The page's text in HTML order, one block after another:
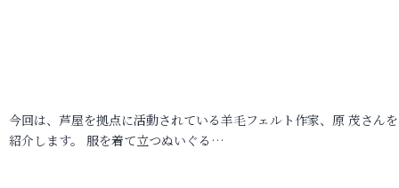
今回は、芦屋を拠点に活動されている羊毛フェルト作家、原 茂さん
紹介します。 服を着て立つぬいぐる…